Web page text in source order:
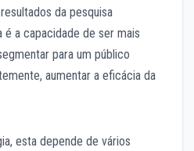
da pesquisa
é a capacidade de ser mais
para um público
aumentar a eficácia da
esta depende de vários